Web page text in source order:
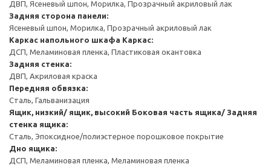
ДВП, Ясеневый шпон, Морилка, Прозрачный акриловый лак
Задняя сторона панели:
Ясеневый шпон, Морилка, Прозрачный акриловый лак
Каркас напольного шкафа Каркас:
ДСП, Меламиновая пленка, Пластиковая окантовка
Задняя стенка:
ДВП, Акриловая краска
Передняя обвязка:
Сталь, Гальванизация
Ящик, низкий/ ящик, высокий Боковая часть ящика/ Задняя
стенка ящика:
Сталь, Эпоксидное/полиэстерное порошковое покрытие
Дно ящика:
ДСП, Меламиновая пленка, Меламиновая пленка